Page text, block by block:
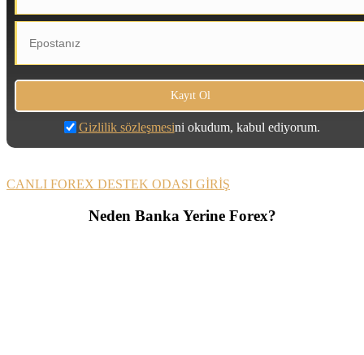
Gizlilik sözleşmesini okudum, kabul ediyorum.
CANLI FOREX DESTEK ODASI GİRİŞ
Neden Banka Yerine Forex?